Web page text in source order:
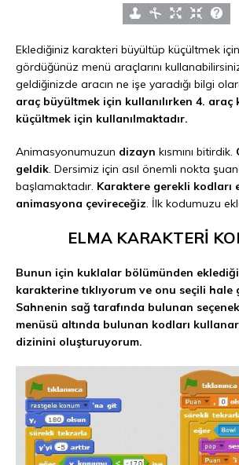
Eklediğiniz karakteri büyültüp küçültmek
gördüğünüz menü araçlarını
geldiğinizde aracın ne işe yaradığı bilgi
araç büyültmek için kullanılırken 4. araç
küçültmek için kullanılmaktadır.
Animasyonumuzun dizayn kısmını bitirdik.
geldik. Dersimiz için asıl önemli nokta
başlamaktadır. Karaktere gerekli kodları
animasyona çevireceğiz. İlk kodumuzu
ELMA KARAKTERİ
Bunun için kuklalar bölümünden
karakterine tıklıyorum ve onu seçili hale
Sahnenin sağ tarafında bulunan
menüsü altında bulunan kodları
dizinini oluşturuyorum.